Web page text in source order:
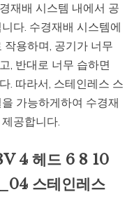
재배 시스템 내에서 공
다. 수경재배 시스템에
용하며, 공기가 너무
, 반대로 너무 습하면
. 따라서, 스테인레스 스
가능하게하여 수경재
공합니다.
4 헤드 6 8 10
스테인레스